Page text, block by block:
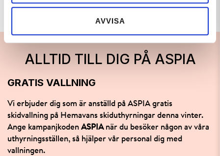
AVVISA
BOKA HELG (TOR-SÖN)
ALLTID TILL DIG PÅ ASPIA
GRATIS VALLNING
Vi erbjuder dig som är anställd på ASPIA gratis
skidvallning på Hemavans skiduthyrningar denna vinter.
Ange kampanjkoden ASPIAnär du besöker någon av våra
uthyrningsställen, så hjälper vår personal dig med
vallningen.